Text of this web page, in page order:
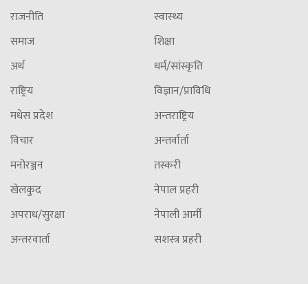
राजनीति
समाज
अर्थ
राष्ट्रिय
मधेस प्रदेश
विचार
मनोरञ्जन
खेलकुद
अपराध/सुरक्षा
अन्तरवार्ता
स्वास्थ्य
शिक्षा
धर्म/सांस्कृति
विज्ञान/प्राविधि
अन्तराष्ट्रिय
अन्तर्वार्ता
तस्करी
नेपाल प्रहरी
नेपाली आर्मी
सशस्त्र प्रहरी